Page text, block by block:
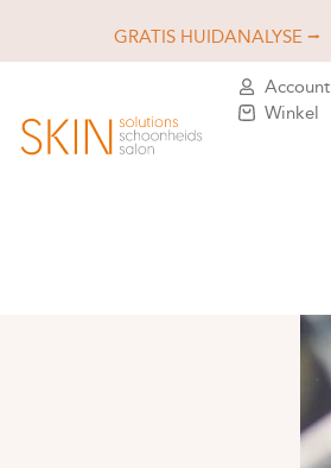
GRATIS HUIDANALYSE ⭢
Account
Winkel